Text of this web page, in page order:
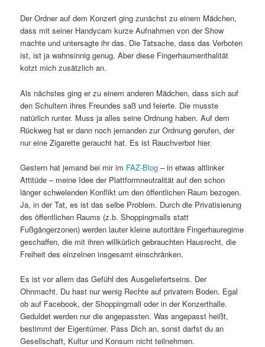
Der Ordner auf dem Konzert ging zunächst zu einem Mädchen,
dass mit seiner Handycam kurze Aufnahmen von der Show
machte und untersagte ihr das. Die Tatsache, dass das Verboten
ist, ist ja wahnsinnig genug. Aber diese Fingerhaumenthalität
kotzt mich zusätzlich an.
Als nächstes ging er zu einem anderen Mädchen, dass sich auf
den Schultern ihres Freundes saß und feierte. Die musste
natürlich runter. Muss ja alles seine Ordnung haben. Auf dem
Rückweg hat er dann noch jemanden zur Ordnung gerufen, der
nur eine Zigarette geraucht hat. Es ist Rauchverbot hier.
Gestern hat jemand bei mir im FAZ-Blog – in etwas altlinker
Attitüde – meine Idee der Plattformneutralität auf den schon
länger schwelenden Konflikt um den öffentlichen Raum bezogen.
Ja, in der Tat, es ist das selbe Problem. Durch die Privatisierung
des öffentlichen Raums (z.b. Shoppingmalls statt
Fußgängerzonen) werden lauter kleine autoritäre Fingerhauregime
geschaffen, die mit ihren willkürlich gebrauchten Hausrecht, die
Freiheit des einzelnen insgesamt einschränken.
Es ist vor allem das Gefühl des Ausgeliefertseins. Der
Ohnmacht. Du hast nur wenig Rechte auf privatem Boden. Egal
ob auf Facebook, der Shoppingmall oder in der Konzerthalle.
Geduldet werden nur die angepassten. Was angepasst heißt,
bestimmt der Eigentümer. Pass Dich an, sonst darfst du an
Gesellschaft, Kultur und Konsum nicht teilnehmen.